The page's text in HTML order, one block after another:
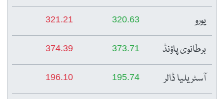
یورو 320.63
321.21
برطانوی پاؤنڈ 373.71
374.39
آسٹریلیا ڈالر 195.74
196.10